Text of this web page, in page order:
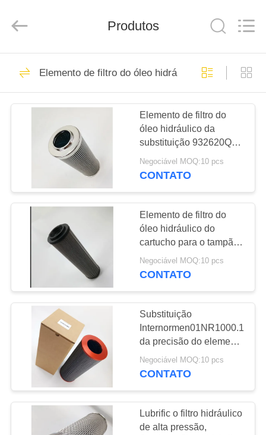
LAR
PRODUTOS
ESPETÁCULO
SOBRE
VISITA
FÁBRICA
CONTROLE
QUALIDADE
CONTACTE-
Filtration
Equipment
Elemento de filtro
do cartucho
Elemento de filtro
da névoa do óleo
55
Elemento de filtro
do óleo hidráulico
Produtos
Elemento de filtro do óleo hidráulico
Elemento de filtro do
óleo hidráulico da
substituição 932620Q
para o sistema de óleo
hidráulico
Negociável MOQ:10 pcs
CONTATO
Elemento de filtro do
óleo hidráulico do
cartucho para o tampão
de extremidade de aço
inoxidável da turbina de
Negociável MOQ:10 pcs
CONTATO
Substituição
Internormen01NR1000.10VG
da precisão do elemento
de filtro 3µm do óleo
hidráulico da fibra de
Negociável MOQ:10 pcs
CONTATO
Lubrific o filtro hidráulico
de alta pressão,